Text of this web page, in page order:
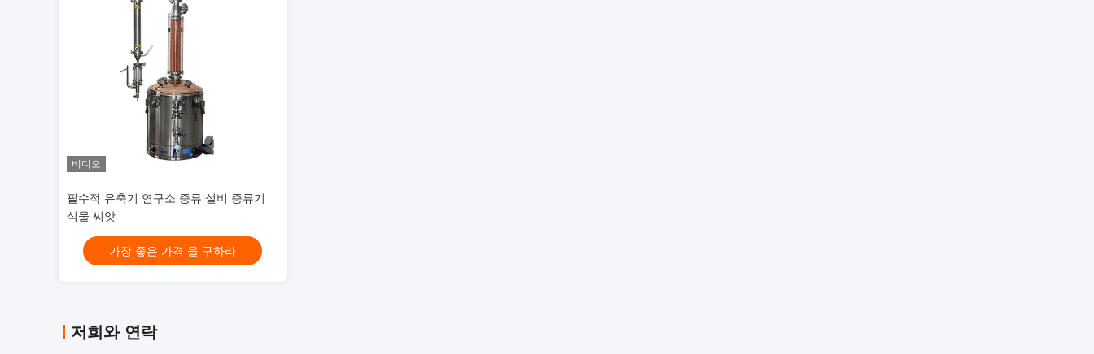
비디오
50L 스테인리스 스틸 304 농도 탱크 추출
장치 추출 농도
가장 좋은 가격 을 구하라
저희와 연락